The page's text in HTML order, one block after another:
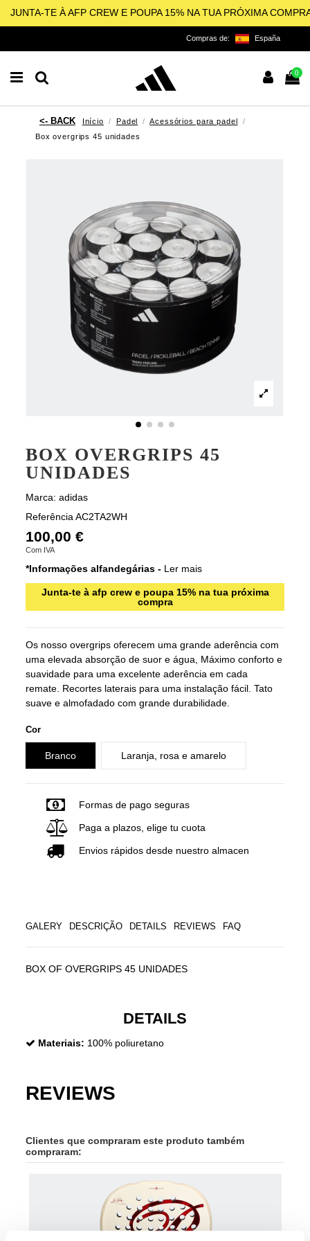
JUNTA-TE À AFP CREW E POUPA 15% NA TUA PRÓXIMA
Compras de: España
0
Início Padel
Acessórios para padel
Box overgrips 45 unidades
BOX OVERGRIPS 45
UNIDADES
Marca: adidas
Referência AC2TA2WH
100,00 €
Com IVA
*Informações alfandegárias - Ler mais
Junta-te à afp crew e poupa 15% na tua próxima
compra
Os nosso overgrips oferecem uma grande aderência com
uma elevada absorção de suor e água, Máximo conforto e
suavidade para uma excelente aderência em cada
remate. Recortes laterais para uma instalação fácil. Tato
suave e almofadado com grande durabilidade.
Cor
Branco Laranja, rosa e amarelo
Formas de pago seguras
Paga a plazos, elige tu cuota
Envios rápidos desde nuestro almacen
GALERY DESCRIÇÃO DETAILS REVIEWS FAQ
BOX OF OVERGRIPS 45 UNIDADES
DETAILS
Materiais: 100% poliuretano
REVIEWS
Clientes que compraram este produto também
compraram: